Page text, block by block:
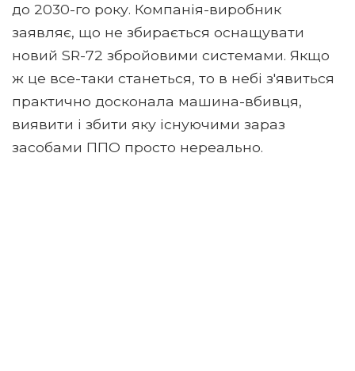
до 2030-го року. Компанія-виробник
заявляє, що не збирається оснащувати
новий SR-72 збройовими системами. Якщо
ж це все-таки станеться, то в небі з'явиться
практично досконала машина-вбивця,
виявити і збити яку існуючими зараз
засобами ППО просто нереально.